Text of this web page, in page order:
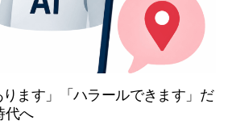
ます」「ハラールできます」だ
代へ